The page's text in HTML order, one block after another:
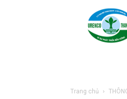
Trang chủ